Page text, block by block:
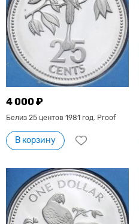
4 000 ₽
Белиз 25 центов 1981 год. Proof
В корзину